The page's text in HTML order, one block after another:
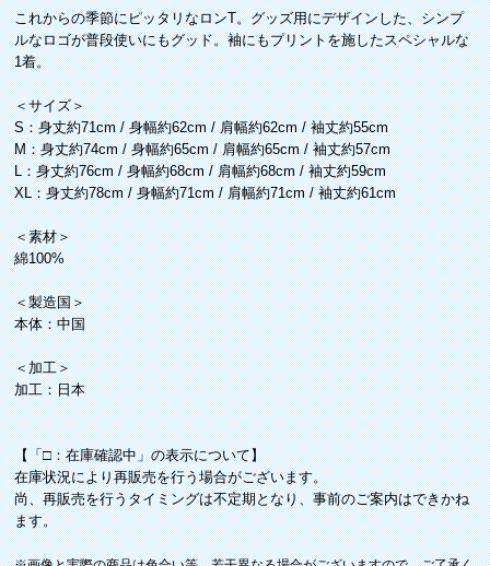
これからの季節にピッタリなロンT。グッズ用にデザインした、シンプ
ルなロゴが普段使いにもグッド。袖にもプリントを施したスペシャルな
1着。
＜サイズ＞
S：身丈約71cm / 身幅約62cm / 肩幅約62cm / 袖丈約55cm
M：身丈約74cm / 身幅約65cm / 肩幅約65cm / 袖丈約57cm
L：身丈約76cm / 身幅約68cm / 肩幅約68cm / 袖丈約59cm
XL：身丈約78cm / 身幅約71cm / 肩幅約71cm / 袖丈約61cm
＜素材＞
綿100%
＜製造国＞
本体：中国
＜加工＞
加工：日本
【「□：在庫確認中」の表示について】
在庫状況により再販売を行う場合がございます。
尚、再販売を行うタイミングは不定期となり、事前のご案内はできかね
ます。